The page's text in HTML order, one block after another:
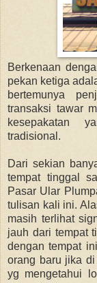
Berkenaan
pekan ketiga
bertemunya
transaksi tawar
kesepakatan
tradisional.
Dari sekian
tempat tinggal
Pasar Ular
tulisan kali ini.
masih terlihat
jauh dari tempat
dengan tempat
orang baru jika
yg mengetahui